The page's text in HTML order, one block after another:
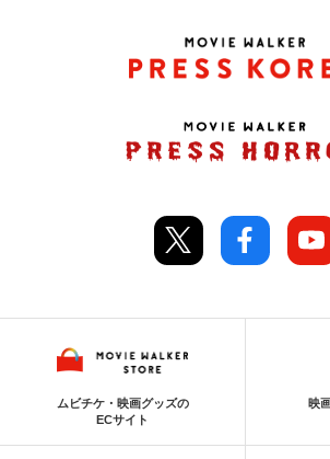
ムビチケ・映画グッズの
ECサイト
映